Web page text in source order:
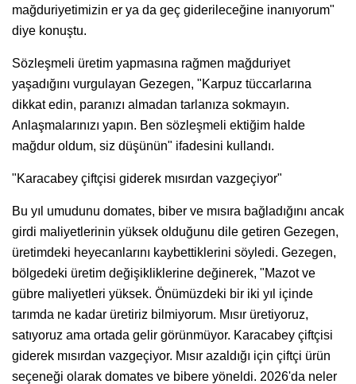
mağduriyetimizin er ya da geç giderileceğine inanıyorum"
diye konuştu.
Sözleşmeli üretim yapmasına rağmen mağduriyet
yaşadığını vurgulayan Gezegen, "Karpuz tüccarlarına
dikkat edin, paranızı almadan tarlanıza sokmayın.
Anlaşmalarınızı yapın. Ben sözleşmeli ektiğim halde
mağdur oldum, siz düşünün" ifadesini kullandı.
"Karacabey çiftçisi giderek mısırdan vazgeçiyor"
Bu yıl umudunu domates, biber ve mısıra bağladığını ancak
girdi maliyetlerinin yüksek olduğunu dile getiren Gezegen,
üretimdeki heyecanlarını kaybettiklerini söyledi. Gezegen,
bölgedeki üretim değişikliklerine değinerek, "Mazot ve
gübre maliyetleri yüksek. Önümüzdeki bir iki yıl içinde
tarımda ne kadar üretiriz bilmiyorum. Mısır üretiyoruz,
satıyoruz ama ortada gelir görünmüyor. Karacabey çiftçisi
giderek mısırdan vazgeçiyor. Mısır azaldığı için çiftçi ürün
seçeneği olarak domates ve bibere yöneldi. 2026'da neler